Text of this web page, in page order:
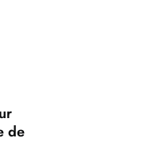
de